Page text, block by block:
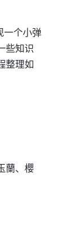
一个小弹
些知识
整理如
蘭、櫻